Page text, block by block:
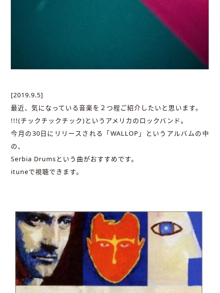
[2019.9.5]
最近、気になっている音楽を２つ程ご紹介したいと思います。
!!!(チックチックチック)というアメリカのロックバンド。
今月の30日にリリースされる「WALLOP」というアルバムの中
の、
Serbia Drumsという曲がおすすめです。
ituneで視聴できます。